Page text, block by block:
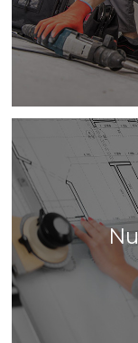
Esegui un
Fai vivere il tuo
case in